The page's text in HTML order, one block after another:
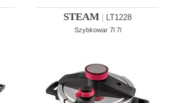
STEAM LT1228
Szybkowar 7l 7l